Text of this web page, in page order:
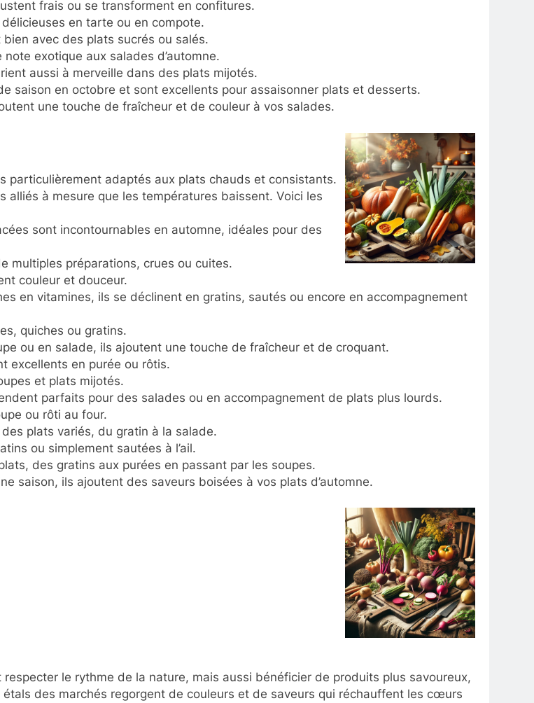
frais ou se transforment en confitures.
en tarte ou en compote.
avec des plats sucrés ou salés.
exotique aux salades d’automne.
aussi à merveille dans des plats mijotés.
saison en octobre et sont excellents pour assaisonner plats et desserts.
une touche de fraîcheur et de couleur à vos salades.
particulièrement adaptés aux plats chauds et consistants.
à mesure que les températures baissent. Voici les
sont incontournables en automne, idéales pour des
multiples préparations, crues ou cuites.
couleur et douceur.
en vitamines, ils se déclinent en gratins, sautés ou encore en accompagnement
quiches ou gratins.
ou en salade, ils ajoutent une touche de fraîcheur et de croquant.
excellents en purée ou rôtis.
et plats mijotés.
parfaits pour des salades ou en accompagnement de plats plus lourds.
ou rôti au four.
plats variés, du gratin à la salade.
ou simplement sautées à l’ail.
des gratins aux purées en passant par les soupes.
saison, ils ajoutent des saveurs boisées à vos plats d’automne.
le rythme de la nature, mais aussi bénéficier de produits plus savoureux,
des marchés regorgent de couleurs et de saveurs qui réchauffent les cœurs